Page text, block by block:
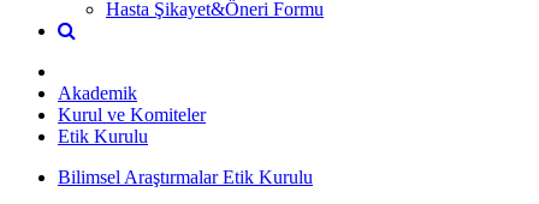
Hasta Şikayet&Öneri Formu
Akademik
Kurul ve Komiteler
Etik Kurulu
Bilimsel Araştırmalar Etik Kurulu